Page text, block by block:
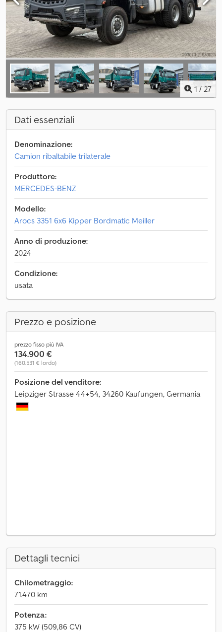
1 / 27
Dati essenziali
Denominazione:
Camion ribaltabile trilaterale
Produttore:
MERCEDES-BENZ
Modello:
Arocs 3351 6x6 Kipper Bordmatic Meiller
Anno di produzione:
2024
Condizione:
usata
Prezzo e posizione
prezzo fisso più IVA
134.900 €
(160.531 € lordo)
Posizione del venditore:
Leipziger Strasse 44+54, 34260 Kaufungen, Germania
Dettagli tecnici
Chilometraggio:
71.470 km
Potenza:
375 kW (509,86 CV)